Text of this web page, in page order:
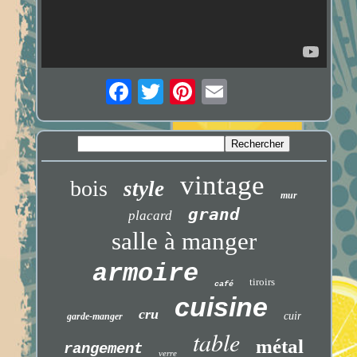
bois style vintage mur
placard grand
salle à manger
armoire café tiroirs
garde-manger cru cuisine cuir
rangement verre table métal